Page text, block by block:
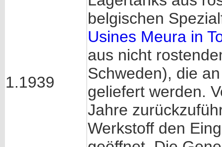
1.1939
belgischen
Usines Meura in
aus nicht
Schweden), die
geliefert werden.
Jahre
Werkstoff den